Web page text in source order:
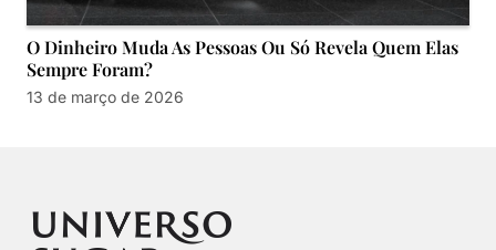
O Dinheiro Muda As Pessoas Ou Só Revela Quem Elas
Sempre Foram?
13 de março de 2026